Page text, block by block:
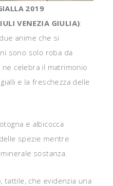
2019
VENEZIA GIULIA):
anime che si
sono solo roba da
celebra il matrimonio
e la freschezza delle
e albicocca
spezie mentre
sostanza.
tattile, che evidenzia una